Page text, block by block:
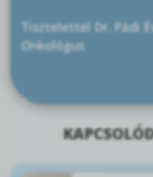
Tisztelettel Dr. Pádi
Onkológus